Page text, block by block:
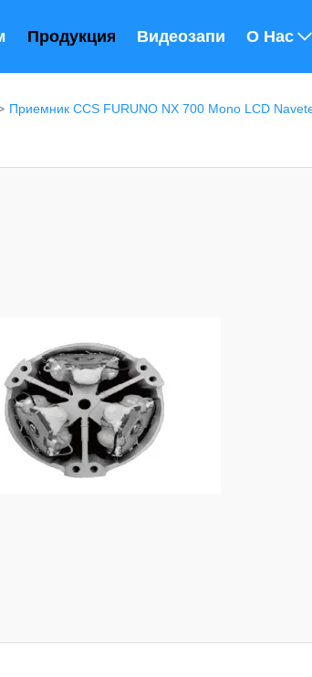
Продукция Видеозаписи О Нас
Приемник CCS FURUNO NX 700 Mono LCD